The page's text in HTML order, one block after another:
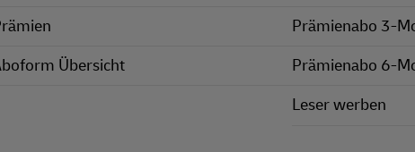
Übersicht
Prämienabo 3-
Prämienabo 6-
Leser werben